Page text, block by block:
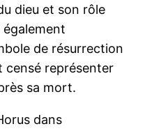
dieu et son rôle
de résurrection
censé représenter
sa mort.
dans